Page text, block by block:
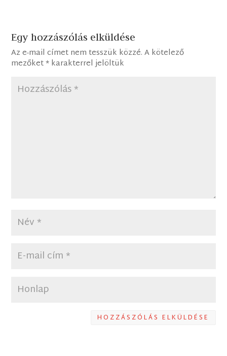
Egy hozzászólás elküldése
Az e-mail címet nem tesszük közzé. A kötelező
mezőket*karakterrel jelöltük
HOZZÁSZÓLÁS ELKÜLDÉSE